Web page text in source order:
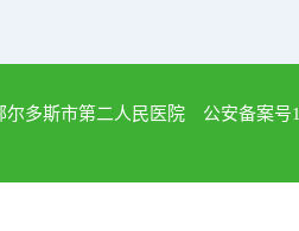
尔多斯市第二人民医院 公安备案